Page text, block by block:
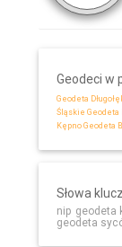
Geodeci w
Geodeta
Śląskie
Kępno Geodeta
Słowa
nip geodeta
geodeta